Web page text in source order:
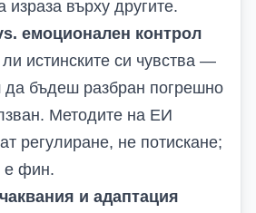
израза върху другите.
емоционален контрол
истинските си чувствa —
да бъдеш разбран погрешно
Методите на ЕИ
регулиране, не потискане;
е фин.
и адаптация